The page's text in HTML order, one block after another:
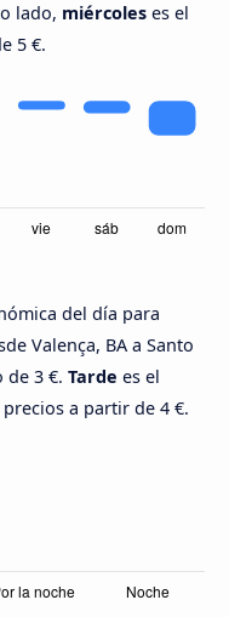
lado, miércoles es el
5 €.
del día para
Valença, BA a Santo
de 3 €. Tarde es el
a partir de 4 €.